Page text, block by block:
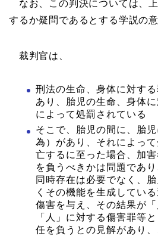
なお、この判決については、
するか疑問であるとする学説の
裁判官は、
刑法の生命、身体に対す
あり、胎児の生命、身体
によって処罰されている
そこで、胎児の間に、胎
為）があり、それによっ
亡するに至った場合、加
を負うべきかは問題であ
同時存在は必要でなく、
くその機能を生成してい
傷害を与え、その結果が「
「人」に対する傷害罪等
任を負うとの見解があり